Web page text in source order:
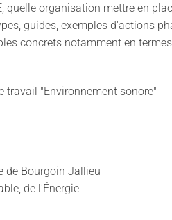
quelle organisation mettre en
guides, exemples d'actions
concrets notamment en
travail "Environnement sonore"
de Bourgoin Jallieu
de l'Énergie